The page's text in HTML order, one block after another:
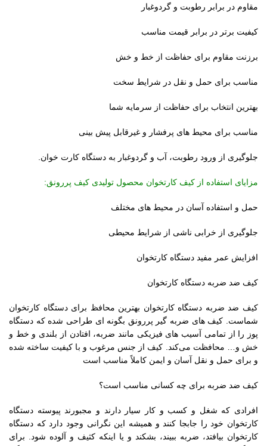
مقاوم در برابر رطوبت و گردوغبار
کیفیت برتر در برابر قیمت مناسب
برزنت مقاوم برای حفاظت از خط و خش
مناسب برای حمل و نقل در شرایط سخت
بهترین انتخاب برای حفاظت از سرمایه شما
مناسب برای محیط های پرفشار و غیرقابل پیش بینی
جلوگیری از ورود رطوبت، آب و گردوغبار به دستگاه کارت خوان.
مزایای استفاده از کیف کارتخوان محصول تولیدی کیف پررونق:
حمل و استفاده آسان در محیط های مختلف
جلوگیری از خرابی ناشی از شرایط محیطی
افزایش عمر مفید دستگاه کارتخوان
کیف ضد ضربه دستگاه کارتخوان
کیف ضد ضربه دستگاه کارتخوان بهترین محافظ برای دستگاه کارتخوان
شماست. کیف های ضربه گیر پررونق بگونه ای طراحی شده که دستگاه
پوز را از تمامی آسیب های فیزیکی مانند ضربه، افتادن از بلندی و خط و
خش و… محافظت می‌کند. کیف از جنس مرغوب و با کیفیت ساخته شده
و برای حمل و نقل آسان و ایمن کاملاً مناسب است
کیف ضد ضربه برای چه کسانی مناسب است؟
افرادی که شغل و کسب و کار سیار دارند و مجبورند پیوسته دستگاه
کارتخوان خود را جابجا کنند و همیشه این نگرانی وجود دارد که دستگاه
کارتخوان بیافتد، ضربه ببیند، بشکند و یا اینکه کثیف و آلوده شود. برای